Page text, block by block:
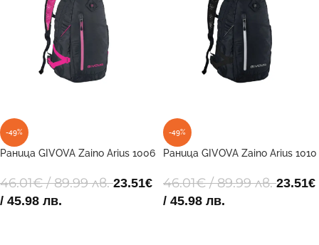
-49%
Раница GIVOVA Zaino Arius 1006
46.01€/ 89.99 лв.23.51€
/ 45.98 лв.
-49%
Раница GIVOVA Zaino Arius 1010
46.01€/ 89.99 лв.23.51€
/ 45.98 лв.